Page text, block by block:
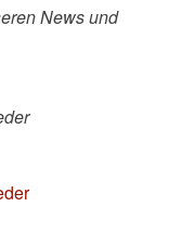
News und